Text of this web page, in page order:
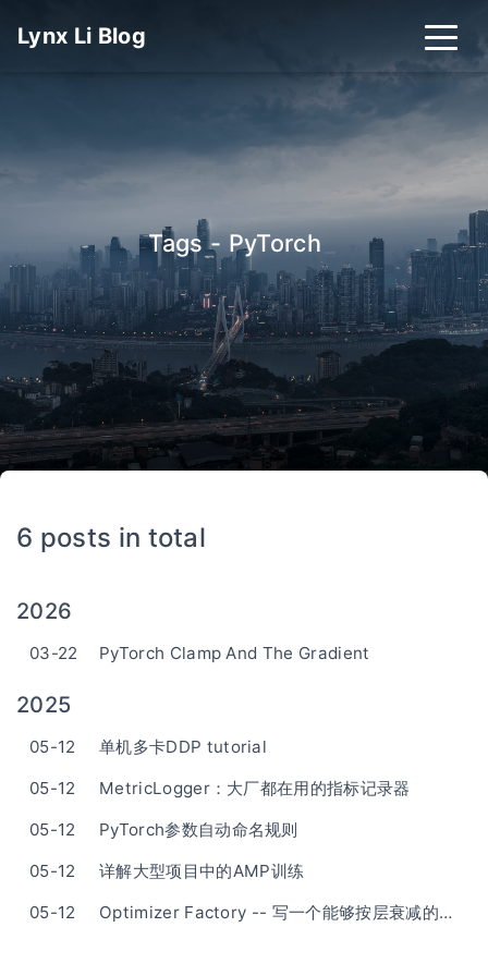
Lynx Li Blog
Tags - PyTorch_
6 posts in total
2026
03-22 PyTorch Clamp And The Gradient
2025
05-12
单机多卡DDP tutorial
05-12
MetricLogger：大厂都在用的指标记录器
05-12
PyTorch参数自动命名规则
05-12
详解大型项目中的AMP训练
05-12
Optimizer Factory -- 写一个能够按层衰减的优化器工厂